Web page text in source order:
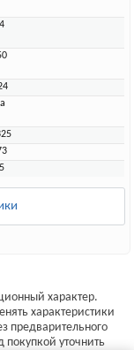
характер.
характеристики
предварительного
уточнить